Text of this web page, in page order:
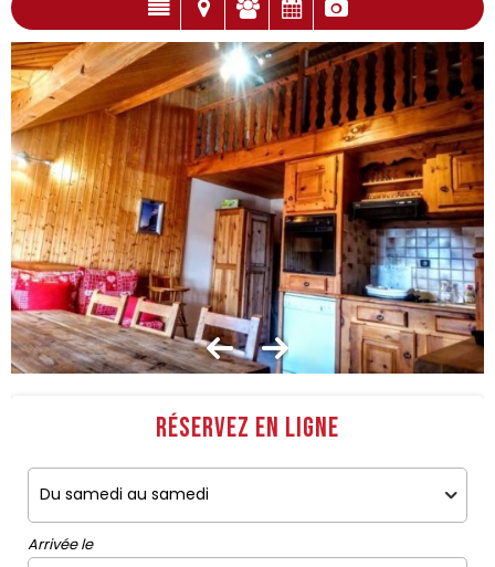
Réservez en ligne
Arrivée le